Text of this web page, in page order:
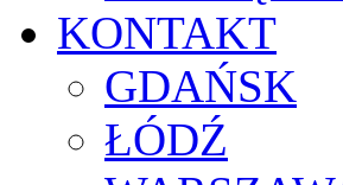
KONTAKT
GDAŃSK
ŁÓDŹ